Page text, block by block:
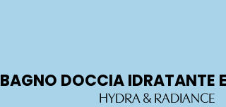
BAGNO DOCCIA IDRATANTE
HYDRA & RADIANCE